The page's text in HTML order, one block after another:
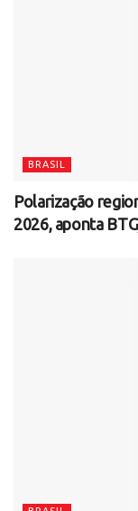
BRASIL
Polarização
2026, aponta